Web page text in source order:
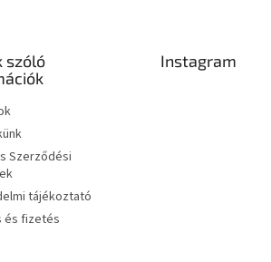
szóló
Szerződési
tájékoztató
és fizetés
Instagram